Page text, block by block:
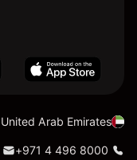
United Arab Emirates
+971 4 496 8000